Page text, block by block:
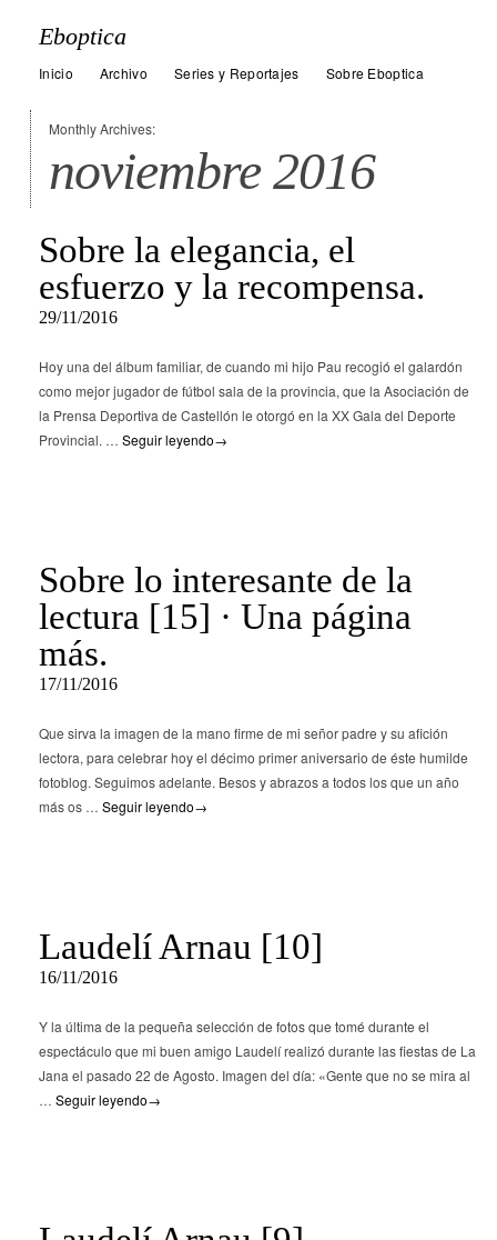
Eboptica
Inicio Archivo Series y Reportajes Sobre Eboptica
Monthly Archives:
noviembre 2016
Sobre la elegancia, el
esfuerzo y la recompensa.
29/11/2016
Hoy una del álbum familiar, de cuando mi hijo Pau recogió el galardón
como mejor jugador de fútbol sala de la provincia, que la Asociación de
la Prensa Deportiva de Castellón le otorgó en la XX Gala del Deporte
Provincial. … Seguir leyendo→
Sobre lo interesante de la
lectura [15] · Una página
más.
17/11/2016
Que sirva la imagen de la mano firme de mi señor padre y su afición
lectora, para celebrar hoy el décimo primer aniversario de éste humilde
fotoblog. Seguimos adelante. Besos y abrazos a todos los que un año
más os … Seguir leyendo→
Laudelí Arnau [10]
16/11/2016
Y la última de la pequeña selección de fotos que tomé durante el
espectáculo que mi buen amigo Laudelí realizó durante las fiestas de La
Jana el pasado 22 de Agosto. Imagen del día: «Gente que no se mira al
… Seguir leyendo→